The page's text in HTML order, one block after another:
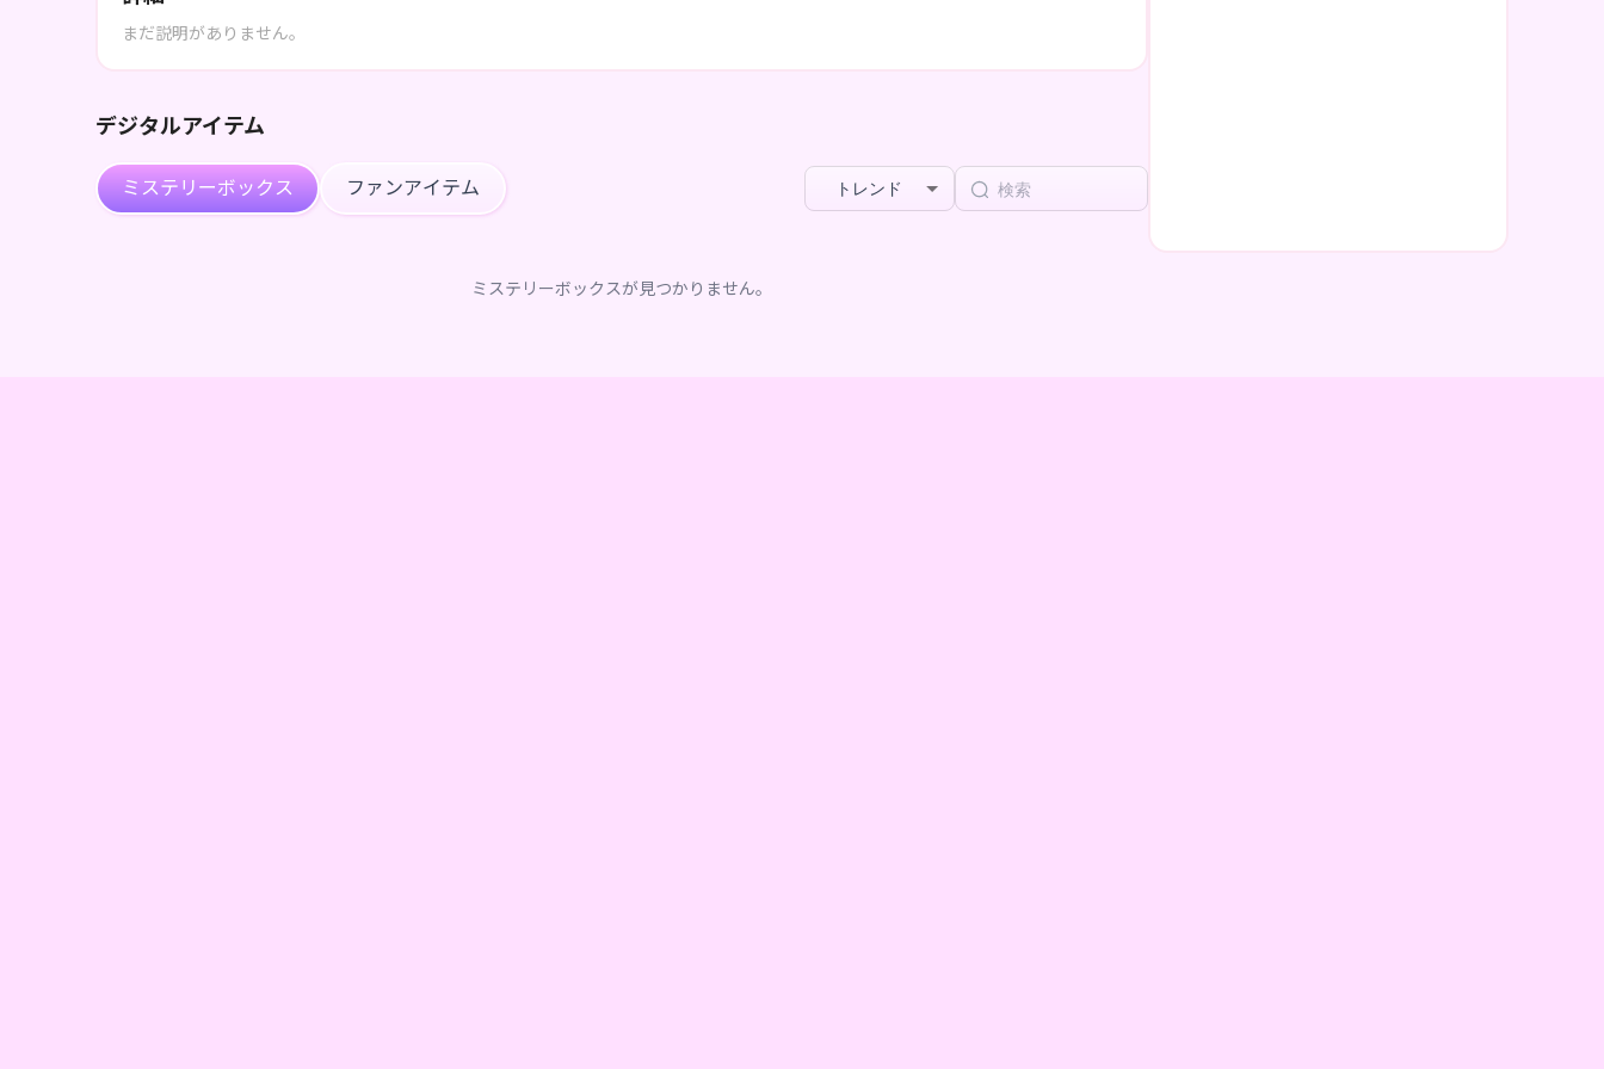
まだ説明がありません。
デジタルアイテム
ミステリーボックス ファンアイテム トレンド
ミステリーボックスが見つかりません。